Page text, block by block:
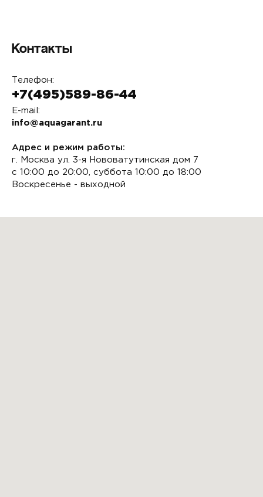
Контакты
Телефон:
+7(495)589-86-44
E-mail:
info@aquagarant.ru
Адрес и режим работы:
г. Москва ул. 3-я Нововатутинская дом 7
с 10:00 до 20:00, суббота 10:00 до 18:00
Воскресенье - выходной